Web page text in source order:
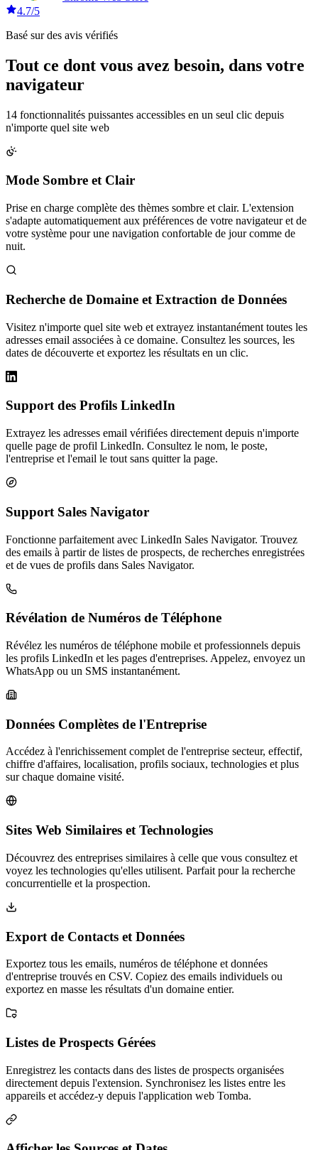
4.7/5
Basé sur des avis vérifiés
Tout ce dont vous avez besoin, dans votre
navigateur
14 fonctionnalités puissantes accessibles en un seul clic depuis
n'importe quel site web
Mode Sombre et Clair
Prise en charge complète des thèmes sombre et clair. L'extension
s'adapte automatiquement aux préférences de votre navigateur et de
votre système pour une navigation confortable de jour comme de
nuit.
Recherche de Domaine et Extraction de Données
Visitez n'importe quel site web et extrayez instantanément toutes les
adresses email associées à ce domaine. Consultez les sources, les
dates de découverte et exportez les résultats en un clic.
Support des Profils LinkedIn
Extrayez les adresses email vérifiées directement depuis n'importe
quelle page de profil LinkedIn. Consultez le nom, le poste,
l'entreprise et l'email le tout sans quitter la page.
Support Sales Navigator
Fonctionne parfaitement avec LinkedIn Sales Navigator. Trouvez
des emails à partir de listes de prospects, de recherches enregistrées
et de vues de profils dans Sales Navigator.
Révélation de Numéros de Téléphone
Révélez les numéros de téléphone mobile et professionnels depuis
les profils LinkedIn et les pages d'entreprises. Appelez, envoyez un
WhatsApp ou un SMS instantanément.
Données Complètes de l'Entreprise
Accédez à l'enrichissement complet de l'entreprise secteur, effectif,
chiffre d'affaires, localisation, profils sociaux, technologies et plus
sur chaque domaine visité.
Sites Web Similaires et Technologies
Découvrez des entreprises similaires à celle que vous consultez et
voyez les technologies qu'elles utilisent. Parfait pour la recherche
concurrentielle et la prospection.
Export de Contacts et Données
Exportez tous les emails, numéros de téléphone et données
d'entreprise trouvés en CSV. Copiez des emails individuels ou
exportez en masse les résultats d'un domaine entier.
Listes de Prospects Gérées
Enregistrez les contacts dans des listes de prospects organisées
directement depuis l'extension. Synchronisez les listes entre les
appareils et accédez-y depuis l'application web Tomba.